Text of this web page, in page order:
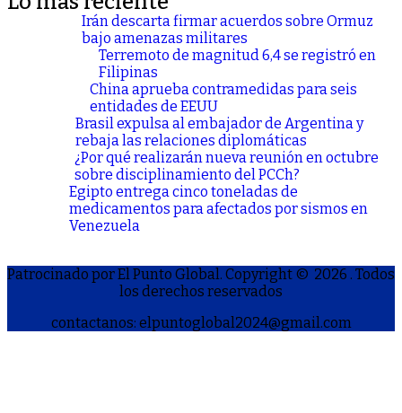
Irán descarta firmar acuerdos sobre Ormuz
bajo amenazas militares
Terremoto de magnitud 6,4 se registró en
Filipinas
China aprueba contramedidas para seis
entidades de EEUU
Brasil expulsa al embajador de Argentina y
rebaja las relaciones diplomáticas
¿Por qué realizarán nueva reunión en octubre
sobre disciplinamiento del PCCh?
Egipto entrega cinco toneladas de
medicamentos para afectados por sismos en
Venezuela
Patrocinado por El Punto Global. Copyright © 2026 . Todos
los derechos reservados
contactanos: elpuntoglobal2024@gmail.com